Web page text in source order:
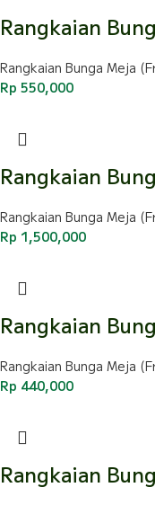
Rangkaian
Rangkaian Bunga Meja
Rp 550,000
Rangkaian
Rangkaian Bunga Meja
Rp 1,500,000
Rangkaian
Rangkaian Bunga Meja
Rp 440,000
Rangkaian